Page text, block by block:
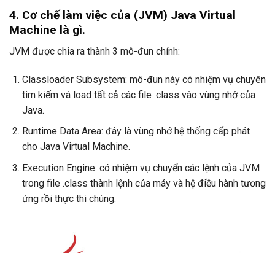
4. Cơ chế làm việc của (JVM) Java Virtual
Machine là gì.
JVM được chia ra thành 3 mô-đun chính:
Classloader Subsystem: mô-đun này có nhiệm vụ chuyên
tìm kiếm và load tất cả các file .class vào vùng nhớ của
Java.
Runtime Data Area: đây là vùng nhớ hệ thống cấp phát
cho Java Virtual Machine.
Execution Engine: có nhiệm vụ chuyển các lệnh của JVM
trong file .class thành lệnh của máy và hệ điều hành tương
ứng rồi thực thi chúng.